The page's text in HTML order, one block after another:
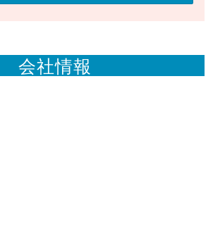
会社情報